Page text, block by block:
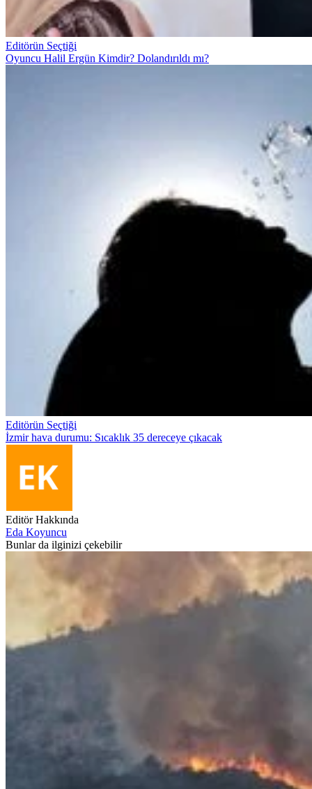
Editörün Seçtiği
Oyuncu Halil Ergün Kimdir? Dolandırıldı mı?
Editörün Seçtiği
İzmir hava durumu: Sıcaklık 35 dereceye çıkacak
Editör Hakkında
Eda Koyuncu
Bunlar da ilginizi çekebilir